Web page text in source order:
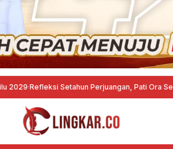
Setahun Perjuangan, Pati Ora Sepele